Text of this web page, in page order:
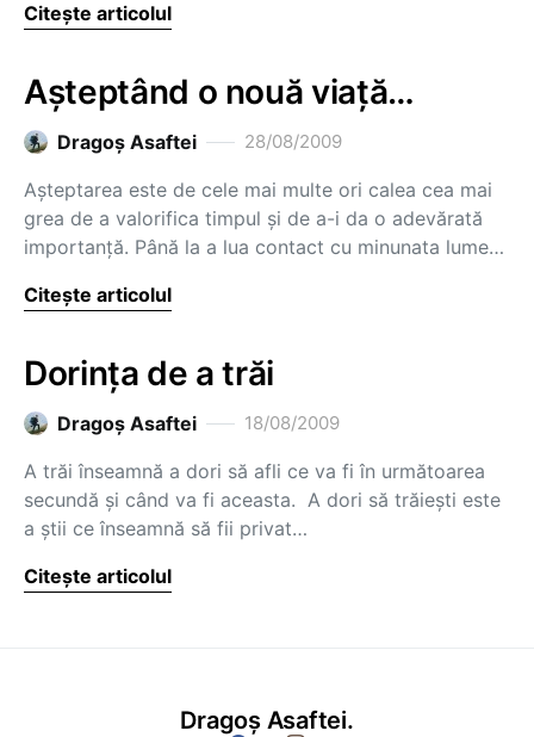
Citește articolul
Aşteptând o nouă viaţă…
Dragoş Asaftei 28/08/2009
Aşteptarea este de cele mai multe ori calea cea mai
grea de a valorifica timpul şi de a-i da o adevărată
importanţă. Până la a lua contact cu minunata lume…
Citește articolul
Dorinţa de a trăi
Dragoş Asaftei 18/08/2009
A trăi înseamnă a dori să afli ce va fi în următoarea
secundă şi când va fi aceasta. A dori să trăieşti este
a ştii ce înseamnă să fii privat…
Citește articolul
Dragoș Asaftei.